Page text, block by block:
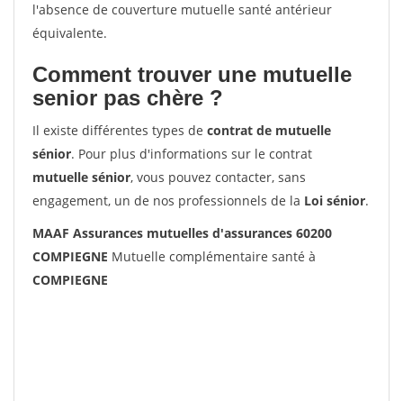
l'absence de couverture mutuelle santé antérieur
équivalente.
Comment trouver une mutuelle
senior pas chère ?
Il existe différentes types de contrat de mutuelle
sénior. Pour plus d'informations sur le contrat
mutuelle sénior, vous pouvez contacter, sans
engagement, un de nos professionnels de la Loi sénior.
MAAF Assurances mutuelles d'assurances 60200
COMPIEGNE Mutuelle complémentaire santé à
COMPIEGNE